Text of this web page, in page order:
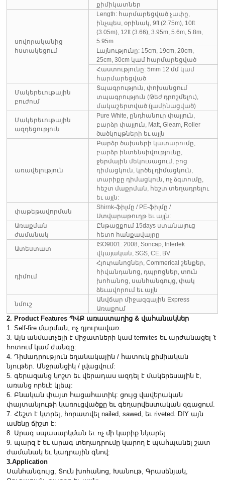
քիմիկատներ
սովորականից
հստակեցում
Length: հարմարեցված չափը,
ինչպես, օրինակ, 9ft (2.75m), 10ft
(3.05m), 12ft (3.66), 3.95m, 5.6m, 5.8m,
5.95m
Լայնությունը: 15cm, 19cm, 20cm,
25cm, 30cm կամ հարմարեցված
Հաստությունը: 5mm 12 մմ կամ
հարմարեցված
Մակերեւութային
բուժում
Տպագրություն, փոխանցում
տպագրություն (Թեժ դրոշմելու),
մակաշերտված (լամինացված)
Մակերեւութային
ազդեցություն
Pure White, ընդհանուր փայլուն,
բարձր փայլուն, Matt, Gleam, Roller
ծածկույթների եւ այլն
առավելություն
Բարձր ծախսերի կատարումը,
բարձր ինտենսիվությունը,
ջերմային մեկուսացում, բոց
դիմացկուն, կրծել դիմացկուն,
տարիքը դիմացկուն, ոչ ձգտումը,
հեշտ մաքրման, հեշտ տեղադրելու
եւ այլն:
փաթեթավորման
Shirnk-ֆիլմը / PE-ֆիլմը /
Ստվարաթուղթ եւ այլն:
Առաքման
ժամանակ
Ընթացքում 15days ստանալուց
հետո հանքավայրը
Ատեստատ
ISO9001: 2008, Soncap, Intertek
վկայական, SGS, CE, BV
դիմում
Հյուրանոցներ, Commerical շենքեր,
հիվանդանոց, դպրոցներ, տուն
խոհանոց, սանհանգույց, փակ
ձեւավորում եւ այլն
նմուշ
Անվճար միջազգային Express
Առաքում
2. Product Features ՊՎՔ առաստաղից & վահանակներ
1. Self-fire մարման, ոչ դյուրավառ.
3. Այն անմատչելի է միջատների կամ termites եւ արժանացել 't
հոտում կամ ժանգը:
4. Դիմադրություն եղանակային / հատուկ քիմիական
նյութեր. Անջրանցիկ / լվացվում:
5. գերազանց կոշտ եւ վերադաս ազդել է մակերեսային է,
առանց որեւէ կլեպ:
6. Բնական փայտ հացահատիկ: ցույց վավերական
փայտանյութի կառուցվածքը եւ գեղարվեստական ​​զգացում.
7. Հեշտ է կտրել, հորատվել nailed, sawed, եւ riveted. DIY այն
ամենը ճիշտ է:
8. Արագ սպասարկման եւ ոչ մի կարիք նկարել:
9. պարզ է եւ արագ տեղադրումը կարող է պահպանել շատ
ժամանակ եւ կադրային գնով:
3.Application
Սանհանգույց, Տուն խոհանոց, Խանութ, Գրասենյակ,